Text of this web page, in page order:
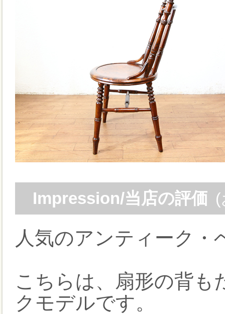
Impression/当店の評価
人気のアンティーク
こちらは、扇形の背も
クモデルです。